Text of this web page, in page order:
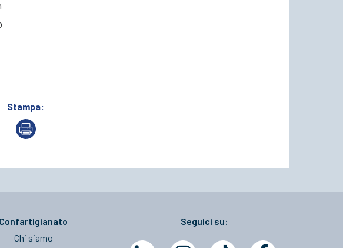
Stampa:
Confartigianato
Chi siamo
Seguici su: